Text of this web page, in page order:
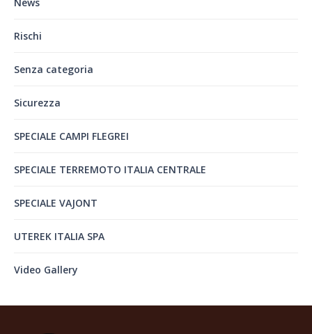
Rischi
Senza categoria
Sicurezza
SPECIALE CAMPI FLEGREI
SPECIALE TERREMOTO ITALIA CENTRALE
SPECIALE VAJONT
UTEREK ITALIA SPA
Video Gallery